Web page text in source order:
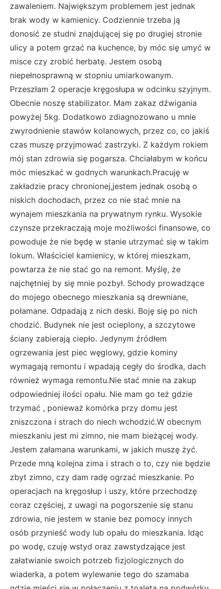
zawaleniem. Największym problemem jest jednak
brak wody w kamienicy. Codziennie trzeba ją
donosić ze studni znajdującej się po drugiej stronie
ulicy a potem grzać na kuchence, by móc się umyć w
misce czy zrobić herbatę. Jestem osobą
niepełnosprawną w stopniu umiarkowanym.
Przeszłam 2 operacje kręgosłupa w odcinku szyjnym.
Obecnie noszę stabilizator. Mam zakaz dźwigania
powyżej 5kg. Dodatkowo zdiagnozowano u mnie
zwyrodnienie stawów kolanowych, przez co, co jakiś
czas muszę przyjmować zastrzyki. Z każdym rokiem
mój stan zdrowia się pogarsza. Chciałabym w końcu
móc mieszkać w godnych warunkach.Pracuję w
zakładzie pracy chronionej,jestem jednak osobą o
niskich dochodach, przez co nie stać mnie na
wynajem mieszkania na prywatnym rynku. Wysokie
czynsze przekraczają moje możliwości finansowe, co
powoduje że nie będę w stanie utrzymać się w takim
lokum. Właściciel kamienicy, w której mieszkam,
powtarza że nie stać go na remont. Myślę, że
najchętniej by się mnie pozbył. Schody prowadzące
do mojego obecnego mieszkania są drewniane,
połamane. Odpadają z nich deski. Boję się po nich
chodzić. Budynek nie jest ocieplony, a szczytowe
ściany zabierają ciepło. Jedynym źródłem
ogrzewania jest piec węglowy, gdzie kominy
wymagają remontu i wpadają cegły do środka, dach
również wymaga remontu.Nie stać mnie na zakup
odpowiedniej ilości opału. Nie mam go też gdzie
trzymać , ponieważ komórka przy domu jest
zniszczona i strach do niech wchodzić.W obecnym
mieszkaniu jest mi zimno, nie mam bieżącej wody.
Jestem załamana warunkami, w jakich muszę żyć.
Przede mną kolejna zima i strach o to, czy nie będzie
zbyt zimno, czy dam radę ogrzać mieszkanie. Po
operacjach na kręgosłup i uszy, które przechodzę
coraz częściej, z uwagi na pogorszenie się stanu
zdrowia, nie jestem w stanie bez pomocy innych
osób przynieść wody lub opału do mieszkania. Idąc
po wodę, czuję wstyd oraz zawstydzające jest
załatwianie swoich potrzeb fizjologicznych do
wiaderka, a potem wylewanie tego do szamaba